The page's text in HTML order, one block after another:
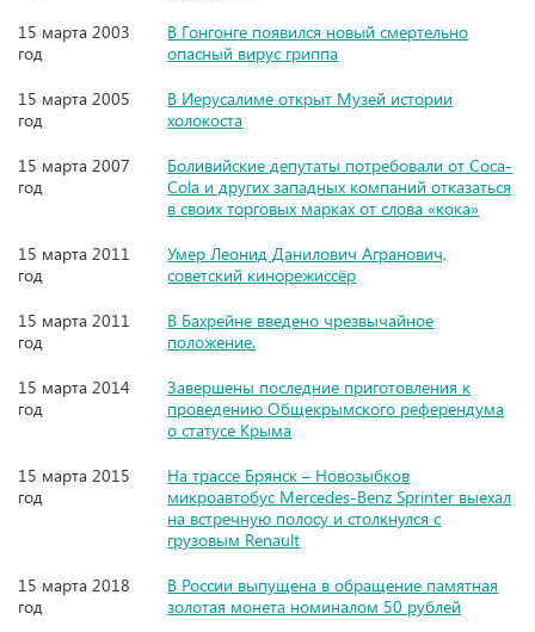
15 марта 2003
год
В Гонгонге появился новый смертельно
опасный вирус гриппа
15 марта 2005
год
В Иерусалиме открыт Музей истории
холокоста
15 марта 2007
год
Боливийские депутаты потребовали от Coca-
Cola и других западных компаний отказаться
в своих торговых марках от слова «кока»
15 марта 2011
год
Умер Леонид Данилович Агранович,
советский кинорежиссёр
15 марта 2011
год
В Бахрейне введено чрезвычайное
положение.
15 марта 2014
год
Завершены последние приготовления к
проведению Общекрымского референдума
о статусе Крыма
15 марта 2015
год
На трассе Брянск – Новозыбков
микроавтобус Mercedes-Benz Sprinter выехал
на встречную полосу и столкнулся с
грузовым Renault
15 марта 2018
год
В России выпущена в обращение памятная
золотая монета номиналом 50 рублей